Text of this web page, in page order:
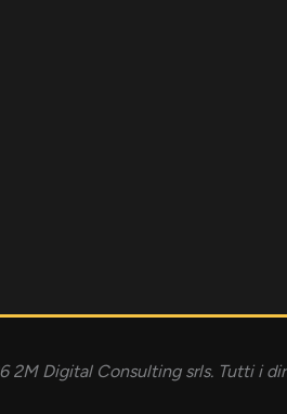
2M Digital Consulting srls. Tutti i